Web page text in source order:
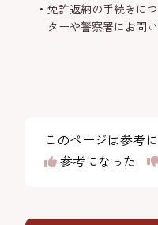
免許返納の手続きに
ターや警察署にお問
このページは参考
参考になった